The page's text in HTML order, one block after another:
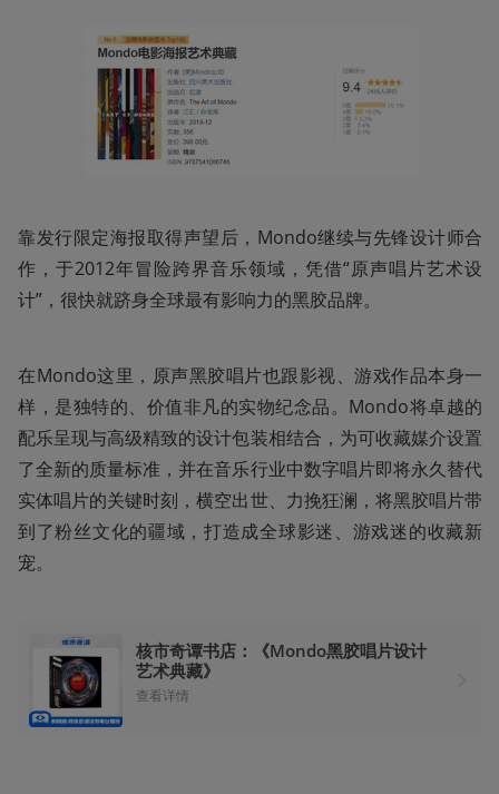
靠发行限定海报取得声望后，Mondo继续与先锋设计师合
作，于2012年冒险跨界音乐领域，凭借“原声唱片艺术设
计”，很快就跻身全球最有影响力的黑胶品牌。
在Mondo这里，原声黑胶唱片也跟影视、游戏作品本身一
样，是独特的、价值非凡的实物纪念品。Mondo将卓越的
配乐呈现与高级精致的设计包装相结合，为可收藏媒介设置
了全新的质量标准，并在音乐行业中数字唱片即将永久替代
实体唱片的关键时刻，横空出世、力挽狂澜，将黑胶唱片带
到了粉丝文化的疆域，打造成全球影迷、游戏迷的收藏新
宠。
核市奇谭书店：《Mondo黑胶唱片设计
艺术典藏》
查看详情